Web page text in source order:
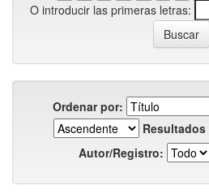
O introducir las primeras letras:
Ordenar por:
Autor/Registro: